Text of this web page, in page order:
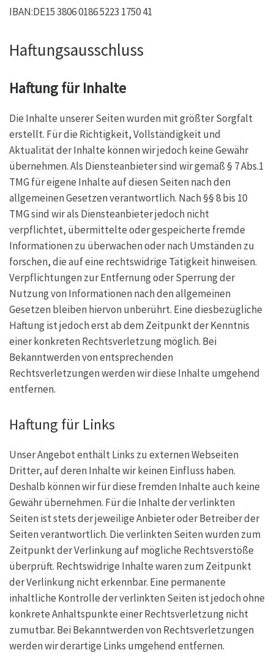
IBAN:DE15 3806 0186 5223 1750 41
Haftungsausschluss
Haftung für Inhalte
Die Inhalte unserer Seiten wurden mit größter Sorgfalt
erstellt. Für die Richtigkeit, Vollständigkeit und
Aktualität der Inhalte können wir jedoch keine Gewähr
übernehmen. Als Diensteanbieter sind wir gemäß § 7 Abs.1
TMG für eigene Inhalte auf diesen Seiten nach den
allgemeinen Gesetzen verantwortlich. Nach §§ 8 bis 10
TMG sind wir als Diensteanbieter jedoch nicht
verpflichtet, übermittelte oder gespeicherte fremde
Informationen zu überwachen oder nach Umständen zu
forschen, die auf eine rechtswidrige Tätigkeit hinweisen.
Verpflichtungen zur Entfernung oder Sperrung der
Nutzung von Informationen nach den allgemeinen
Gesetzen bleiben hiervon unberührt. Eine diesbezügliche
Haftung ist jedoch erst ab dem Zeitpunkt der Kenntnis
einer konkreten Rechtsverletzung möglich. Bei
Bekanntwerden von entsprechenden
Rechtsverletzungen werden wir diese Inhalte umgehend
entfernen.
Haftung für Links
Unser Angebot enthält Links zu externen Webseiten
Dritter, auf deren Inhalte wir keinen Einfluss haben.
Deshalb können wir für diese fremden Inhalte auch keine
Gewähr übernehmen. Für die Inhalte der verlinkten
Seiten ist stets der jeweilige Anbieter oder Betreiber der
Seiten verantwortlich. Die verlinkten Seiten wurden zum
Zeitpunkt der Verlinkung auf mögliche Rechtsverstöße
überprüft. Rechtswidrige Inhalte waren zum Zeitpunkt
der Verlinkung nicht erkennbar. Eine permanente
inhaltliche Kontrolle der verlinkten Seiten ist jedoch ohne
konkrete Anhaltspunkte einer Rechtsverletzung nicht
zumutbar. Bei Bekanntwerden von Rechtsverletzungen
werden wir derartige Links umgehend entfernen.